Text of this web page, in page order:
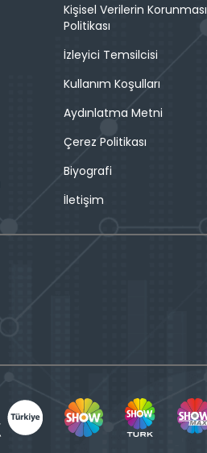
Kişisel Verilerin Korunması
Politikası
İzleyici Temsilcisi
Kullanım Koşulları
Aydınlatma Metni
Çerez Politikası
Biyografi
İletişim